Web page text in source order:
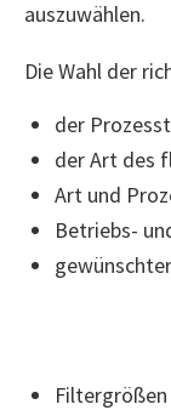
auszuwählen.
Die Wahl der
der
der Art des
Art und
Betriebs-